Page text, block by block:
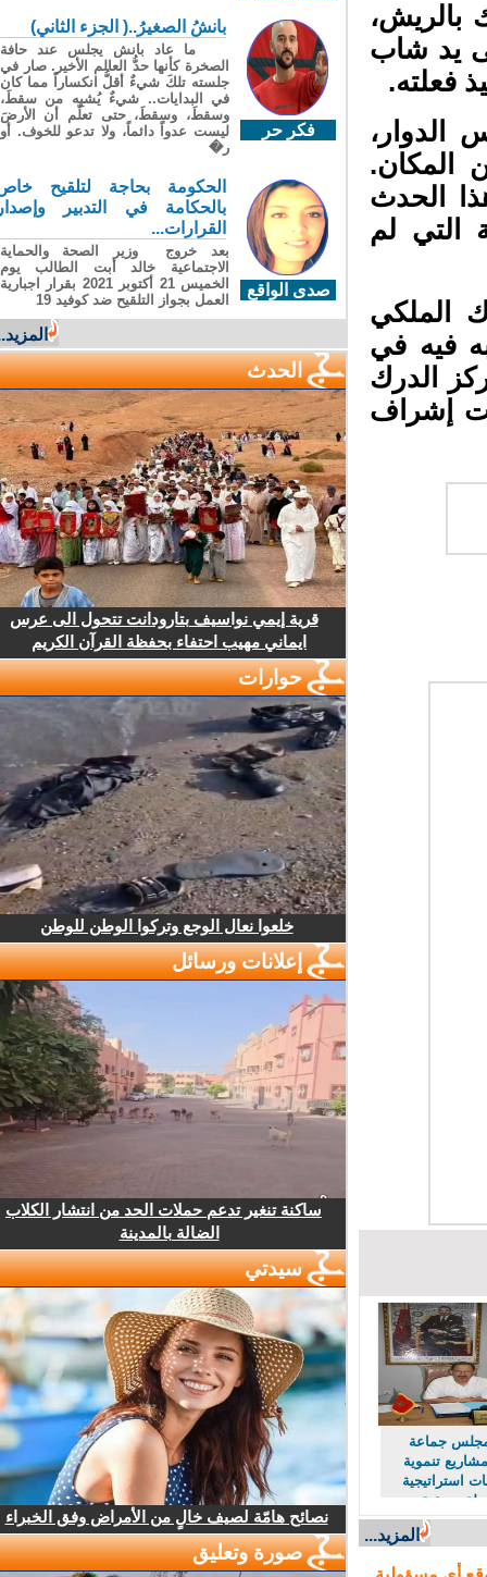
بالريش،
يد شاب
فعلته.
الحدث
لم
الملكي
فيه في
الدرك
إشراف
جماعة
تنموية
وتحقيق
المزيد...
فكر حر
بانشُ الصغيرُ..( الجزء الثاني)
ما عاد بانش يجلس عند حافة
الصخرة كأنها حدُّ العالم الأخير. صار في
جلسته تلكَ شيءٌ أقلُّ انكساراً مما كان
في البدايات.. شيءٌ يُشبِه من سقطَ،
وسقطَ، وسقطَ، حتى تعلّم أن الأرضَ
ليست عدواً دائماً، ولا تدعو للخوف. أو
ر�
صدى الواقع
الحكومة بحاجة لتلقيح خاص
بالحكامة في التدبير وإصدار
القرارات...
بعد خروج وزير الصحة والحماية
الاجتماعية خالد أبت الطالب يوم
الخميس 21 أكتوبر 2021 بقرار اجبارية
العمل بجواز التلقيح ضد كوفيد 19
المزيد...
الحدث
قرية إيمي نواسيف بتارودانت تتحول الى عرس
ايماني مهيب احتفاء بحفظة القرآن الكريم
حوارات
خلعوا نعال الوجع وتركوا الوطن للوطن
إعلانات ورسائل
ساكنة تنغير تدعم حملات الحد من انتشار الكلاب
الضالة بالمدينة
سيدتي
نصائح هامّة لصيف خالٍ من الأمراض وفق الخبراء
صورة وتعليق